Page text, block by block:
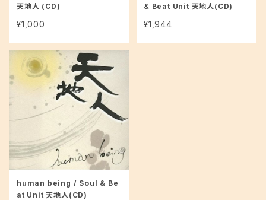
天地人 (CD)
¥1,000
& Beat Unit 天地人(CD)
¥1,944
human being / Soul & Be
at Unit 天地人(CD)